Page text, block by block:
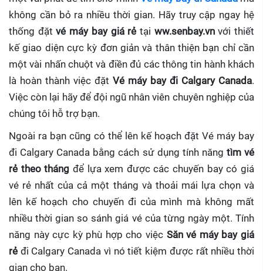
không cần bỏ ra nhiều thời gian. Hãy truy cập ngay hệ
thống đặtvé máy bay giá rẻ tại ww.senbay.vnvới thiết
kế giao diện cực kỳ đơn giản và thân thiện bạn chỉ cần
một vài nhấn chuột và điền đủ các thông tin hành khách
là hoàn thành việc đặt Vé máy bay đi Calgary Canada.
Việc còn lại hãy để đội ngũ nhân viên chuyên nghiệp của
chúng tôi hỗ trợ bạn.
Ngoài ra bạn cũng có thể lên kế hoạch đặt Vé máy bay
đi Calgary Canada bằng cách sử dụng tính năng tìm vé
rẻ theo tháng để lựa xem được các chuyến bay có giá
vé rẻ nhất của cả một tháng và thoải mái lựa chọn và
lên kế hoạch cho chuyến đi của mình mà không mất
nhiều thời gian so sánh giá vé của từng ngày một. Tính
năng này cực kỳ phù hợp cho việc Săn vé máy bay giá
rẻ đi Calgary Canada vì nó tiết kiệm được rất nhiều thời
gian cho bạn.